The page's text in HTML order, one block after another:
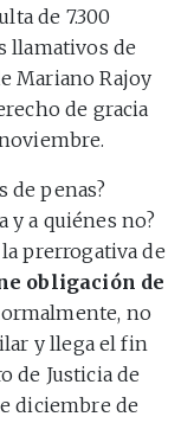
de 7.300
llamativos de
Mariano Rajoy
de gracia
de penas?
y a quiénes no?
prerrogativa de
obligación de
no
y llega el fin
de Justicia de
diciembre de